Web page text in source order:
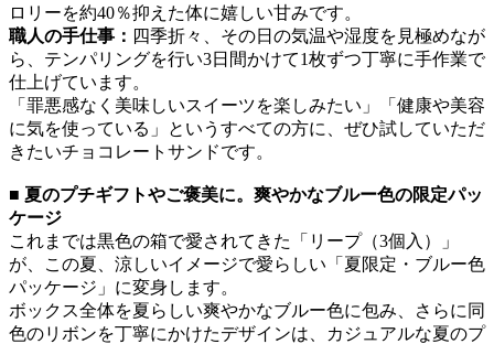
ロリーを約40％抑えた体に嬉しい甘みです。
職人の手仕事： 四季折々、その日の気温や湿度を見極めなが
ら、テンパリングを行い3日間かけて1枚ずつ丁寧に手作業で
仕上げています。
「罪悪感なく美味しいスイーツを楽しみたい」「健康や美容
に気を使っている」というすべての方に、ぜひ試していただ
きたいチョコレートサンドです。
■ 夏のプチギフトやご褒美に。爽やかなブルー色の限定パッ
ケージ
これまでは黒色の箱で愛されてきた「リープ（3個入）」
が、この夏、涼しいイメージで愛らしい「夏限定・ブルー色
パッケージ」に変身します。
ボックス全体を夏らしい爽やかなブルー色に包み、さらに同
色のリボンを丁寧にかけたデザインは、カジュアルな夏のプ